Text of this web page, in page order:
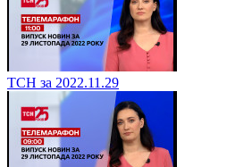
ТСН за 2022.11.29